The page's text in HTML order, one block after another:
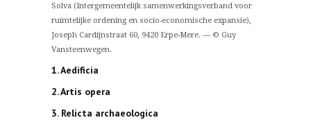
Solva (Intergemeentelijk samenwerkingsverband voor
ruimtelijke ordening en socio-economische expansie),
Joseph Cardijnstraat 60, 9420 Erpe-Mere. — © Guy
Vansteenwegen.
1. Aedificia
2. Artis opera
3. Relicta archaeologica